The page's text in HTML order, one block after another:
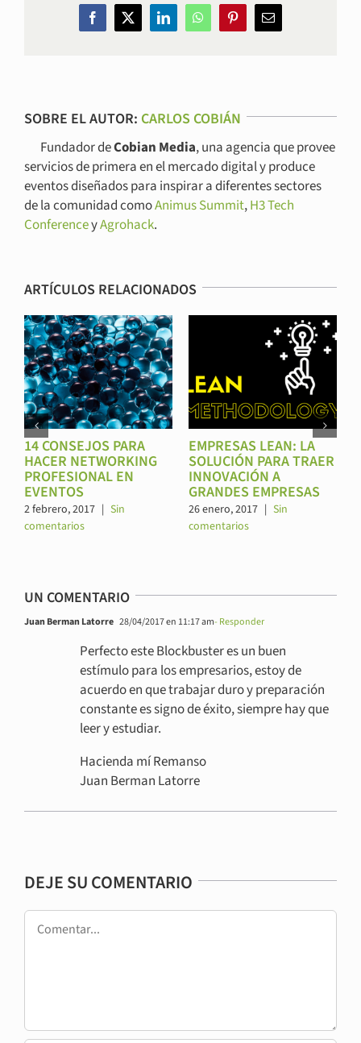
FacebookTwitterLinkedInWhatsAppPinterestCorreo
electrónico
SOBRE EL AUTOR: CARLOS COBIÁN
Fundador deCobian Media, una agencia que provee
servicios de primera en el mercado digital y produce
eventos diseñados para inspirar a diferentes sectores
de la comunidad comoAnimus Summit,H3 Tech
ConferenceyAgrohack.
ARTÍCULOS RELACIONADOS
¿CÓMO EMPEZAR UN
PROYECTO
EMPRESARIAL SIN QUE
LAS EXCUSAS NOS
DETENGAN?
28 febrero, 2017
SELF-AWARENESS:
CLAVE DEL ÉXITO EN
LOS NEGOCIOS
14 febrero, 2017 | Sin
comentarios
Perfecto este Blockbuster es un buen
estímulo para los empresarios, estoy de
acuerdo en que trabajar duro y preparación
constante es signo de éxito, siempre hay que
Hacienda mí Remanso
DEJE SU COMENTARIO